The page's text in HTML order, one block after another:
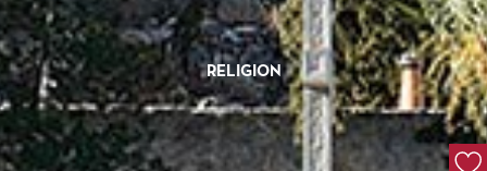
RELIGION